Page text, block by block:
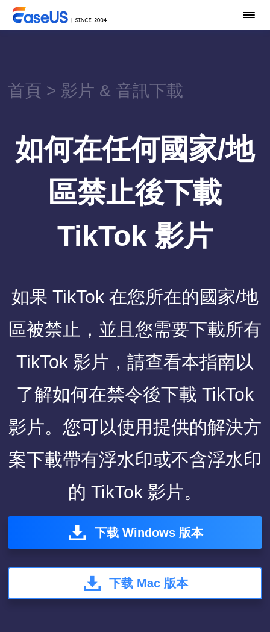
首頁 > 影片 & 音訊下載
如何在任何國家/地
區禁止後下載
TikTok 影片
如果 TikTok 在您所在的國家/地
區被禁止，並且您需要下載所有
TikTok 影片，請查看本指南以
了解如何在禁令後下載 TikTok
影片。您可以使用提供的解決方
案下載帶有浮水印或不含浮水印
的 TikTok 影片。
下载 Windows 版本
下载 Mac 版本